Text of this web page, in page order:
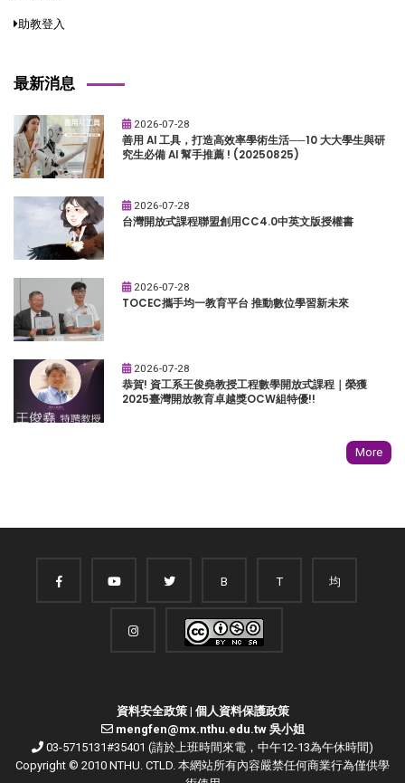
助教登入
最新消息
2026-07-28
善用 AI 工具，打造高效率學術生活──10 大大學生與研
究生必備 AI 幫手推薦 ! (20250825)
2026-07-28
台灣開放式課程聯盟創用CC4.0中英文版授權書
2026-07-28
TOCEC攜手均一教育平台 推動數位學習新未來
2026-07-28
恭賀! 資工系王俊堯教授工程數學開放式課程｜榮獲
2025臺灣開放教育卓越獎OCW組特優!!
More
B T 均
資料安全政策| 個人資料保護政策
mengfen@mx.nthu.edu.tw 吳小姐
03-5715131#35401 (請於上班時間來電，中午12-13為午休時間)
Copyright © 2010 NTHU. CTLD. 本網站所有內容嚴禁任何商業行為僅供學